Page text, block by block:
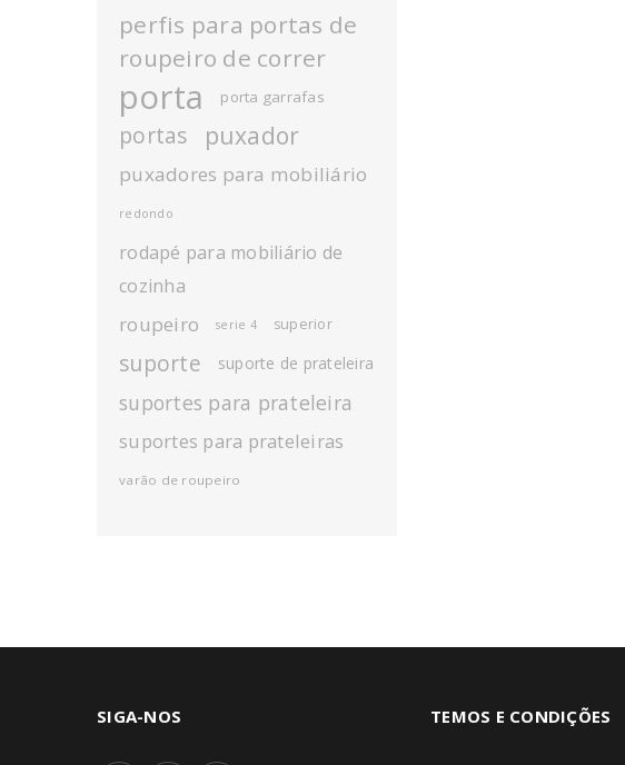
perfis para portas de
roupeiro de correr
porta porta garrafas
portas puxador
puxadores para mobiliário
redondo
rodapé para mobiliário de
cozinha
roupeiro serie 4 superior
suporte suporte de prateleira
suportes para prateleira
suportes para prateleiras
varão de roupeiro
SIGA-NOS TEMOS E CONDIÇÕES